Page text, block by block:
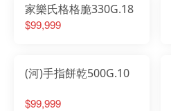
家樂氏格格脆330G.18
$99,999
(河)手指餅乾500G.10
$99,999